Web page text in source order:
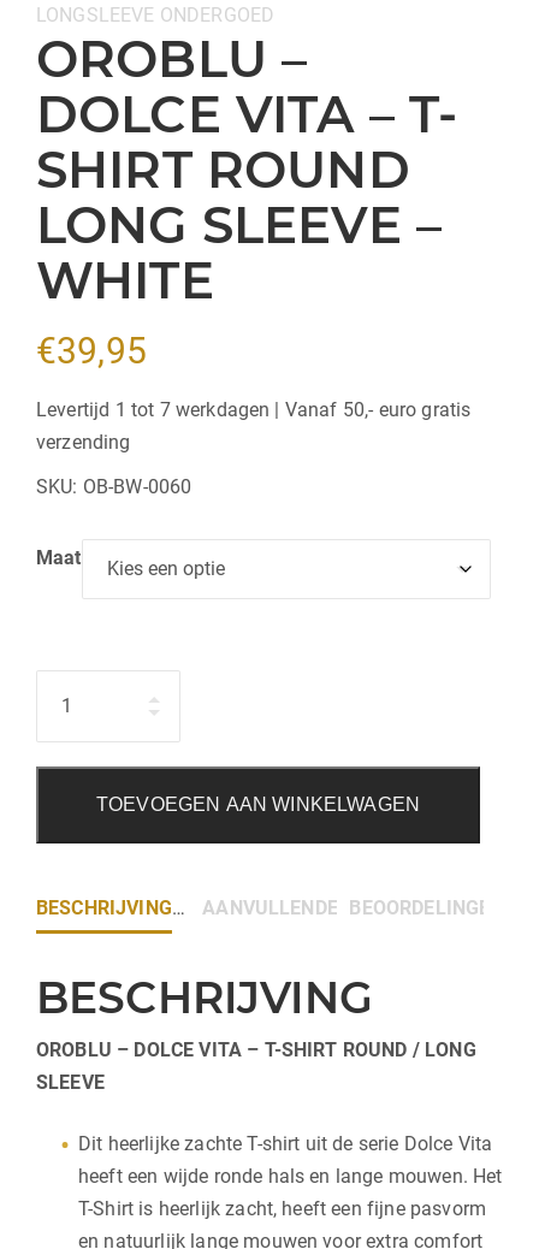
Categorieën:
LONGSLEEVE ONDERGOED
OROBLU –
DOLCE VITA – T-
SHIRT ROUND
LONG SLEEVE –
WHITE
€39,95
Levertijd 1 tot 7 werkdagen | Vanaf 50,- euro gratis
verzending
SKU: OB-BW-0060
Maat
TOEVOEGEN AAN WINKELWAGEN
BESCHRIJVING AANVULLENDE INFORMATIE
BEOORDELINGEN (0)
BESCHRIJVING
OROBLU – DOLCE VITA – T-SHIRT ROUND / LONG
SLEEVE
Dit heerlijke zachte T-shirt uit de serie Dolce Vita
heeft een wijde ronde hals en lange mouwen. Het
T-Shirt is heerlijk zacht, heeft een fijne pasvorm
en natuurlijk lange mouwen voor extra comfort